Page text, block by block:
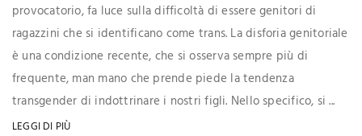
provocatorio, fa luce sulla difficoltà di essere genitori di
ragazzini che si identificano come trans. La disforia genitoriale
è una condizione recente, che si osserva sempre più di
frequente, man mano che prende piede la tendenza
transgender di indottrinare i nostri figli. Nello specifico, si ...
LEGGI DI PIÙ